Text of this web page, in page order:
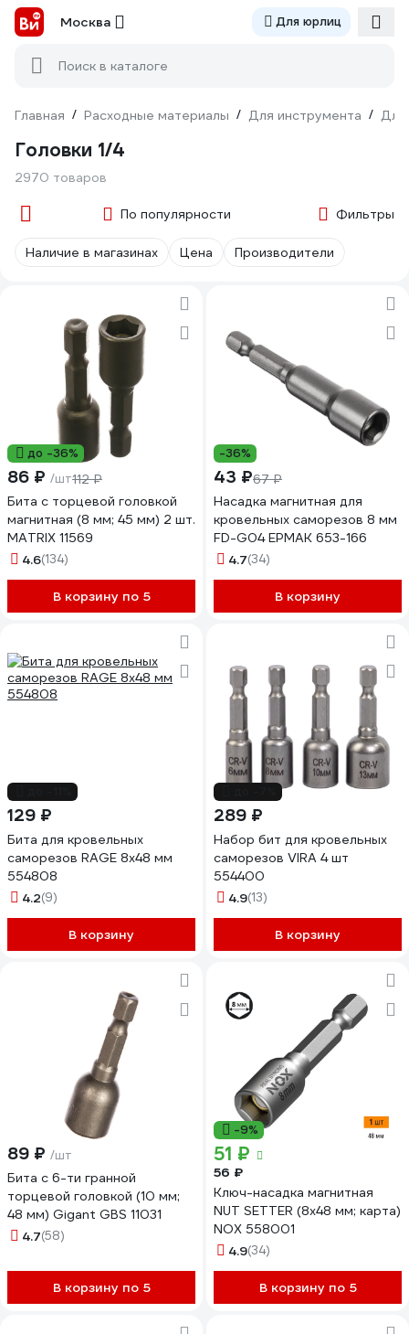
Москва Для юрлиц
Поиск в каталоге
Главная / Расходные материалы / Для инструмента / Для
Головки 1/4
2970 товаров
По популярности Фильтры
Наличие в магазинах Цена Производители
до -36%
86 ₽ /шт112 ₽
Бита с торцевой головкой
магнитная (8 мм; 45 мм) 2 шт.
MATRIX 11569
4.6(134)
В корзину по 5
-36%
43 ₽67 ₽
Насадка магнитная для
кровельных саморезов 8 мм
FD-G04 ЕРМАК 653-166
4.7(34)
В корзину
129 ₽
Бита для кровельных
саморезов RAGE 8x48 мм
554808
4.2(9)
В корзину
289 ₽
Набор бит для кровельных
саморезов VIRA 4 шт
554400
4.9(13)
В корзину
89 ₽ /шт
Бита с 6-ти гранной
торцевой головкой (10 мм;
48 мм) Gigant GBS 11031
4.7(58)
В корзину по 5
-9%
51 ₽
56 ₽
Ключ-насадка магнитная
NUT SETTER (8x48 мм; карта)
NOX 558001
4.9(34)
В корзину по 5